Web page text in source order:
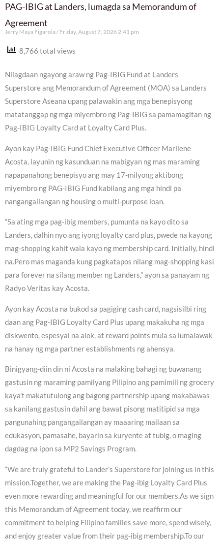
PAG-IBIG at Landers, lumagda sa Memorandum of
Agreement
Jerry Maya Figarola Friday, August 7, 2026 2:41 pm
8,766 total views
Nilagdaan ngayong araw ng Pag-IBIG Fund at Landers
Superstore ang Memorandum of Agreement (MOA) sa Landers
Superstore Aseana upang palawakin ang mga benepisyong
matatanggap ng mga miyembro ng Pag-IBIG sa pamamagitan ng
Pag-IBIG Loyalty Card at Loyalty Card Plus.
Ayon kay Pag-IBIG Fund Chief Executive Officer Marilene
Acosta, layunin ng kasunduan na mabigyan ng mas maraming
napapanahong benepisyo ang may 17-milyong aktibong
miyembro ng PAG-IBIG Fund kabilang ang mga hindi pa
nangangailangan ng housing o multi-purpose loan.
“Sa ating mga pag-ibig members, pumunta na kayo dito sa
Landers, dalhin nyo ang iyong loyalty card plus, pwede na kayong
mag-shopping kahit wala kayo ng membership card. Initially, hindi
na.Pero mas maganda kung pagkatapos nilang mag-shopping kasi
para forever na silang member ng Landers,” ayon sa panayam ng
Radyo Veritas kay Acosta.
Ayon kay Acosta na bukod sa pagiging cash card, nagsisilbi ring
daan ang Pag-IBIG Loyalty Card Plus upang makakuha ng mga
diskwento, espesyal na alok, at reward points mula sa lumalawak
na hanay ng mga partner establishments ng ahensya.
Binigyang-diin din ni Acosta na malaking bahagi ng buwanang
gastusin ng maraming pamilyang Pilipino ang pamimili ng grocery
kaya’t makatutulong ang bagong partnership upang makabawas
sa kanilang gastusin dahil ang bawat pisong matitipid sa mga
pangunahing pangangailangan ay maaaring mailaan sa
edukasyon, pamasahe, bayarin sa kuryente at tubig, o maging
dagdag na ipon sa MP2 Savings Program.
“We are truly grateful to Lander’s Superstore for joining us in this
mission.Together, we are making the Pag-ibig Loyalty Card Plus
even more rewarding and meaningful for our members.As we sign
this Memorandum of Agreement today, we reaffirm our
commitment to helping Filipino families save more, spend wisely,
and enjoy greater value from their pag-ibig membership.To our